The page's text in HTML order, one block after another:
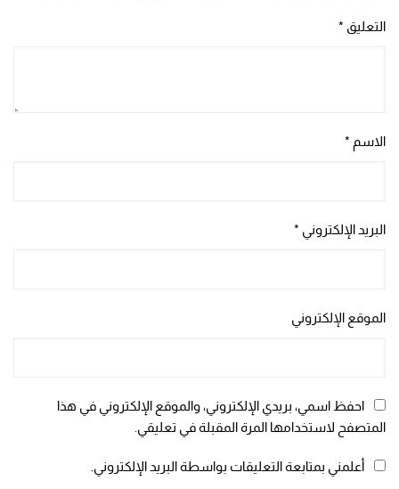
التعليق *
الاسم *
البريد الإلكتروني *
الموقع الإلكتروني
احفظ اسمي، بريدي الإلكتروني، والموقع الإلكتروني في هذا
المتصفح لاستخدامها المرة المقبلة في تعليقي.
أعلمني بمتابعة التعليقات بواسطة البريد الإلكتروني.